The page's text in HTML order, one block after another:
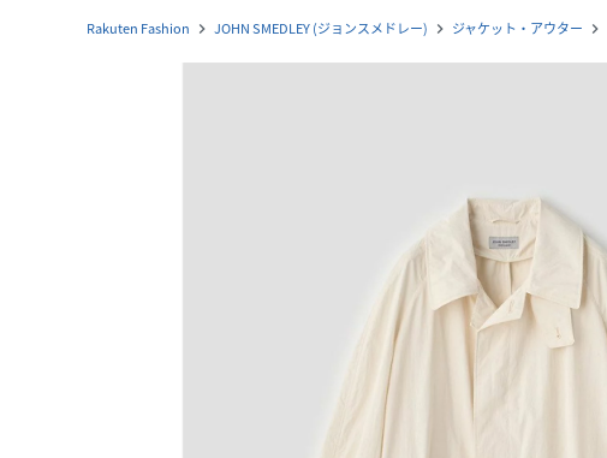
Rakuten Fashion navigate_next JOHN SMEDLEY (ジョンスメドレー) navigate_next ジャケット・アウター navigate_next